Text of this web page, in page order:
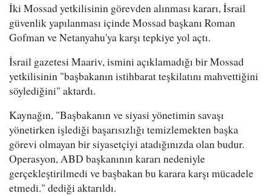
İki Mossad yetkilisinin görevden alınması kararı, İsrail
güvenlik yapılanması içinde Mossad başkanı Roman
Gofman ve Netanyahu'ya karşı tepkiye yol açtı.
İsrail gazetesi Maariv, ismini açıklamadığı bir Mossad
yetkilisinin "başbakanın istihbarat teşkilatını mahvettiğini
söylediğini" aktardı.
Kaynağın, "Başbakanın ve siyasi yönetimin savaşı
yönetirken işlediği başarısızlığı temizlemekten başka
görevi olmayan bir siyasetçiyi atadığınızda olan budur.
Operasyon, ABD başkanının kararı nedeniyle
gerçekleştirilmedi ve başbakan bu karara karşı mücadele
etmedi." dediği aktarıldı.